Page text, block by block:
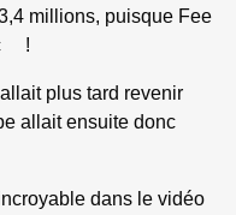
millions, puisque Fee
!
plus tard revenir
allait ensuite donc
dans le vidéo